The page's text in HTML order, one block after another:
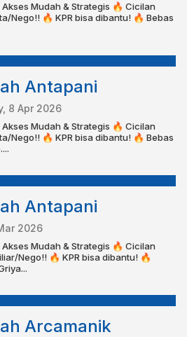
Mudah & Strategis 🔥 Cicilan
Nego!! 🔥 KPR bisa dibantu!⁣⁣⁣⁣⁣ 🔥 Bebas
Antapani
8 Apr 2026
Mudah & Strategis 🔥 Cicilan
Nego!! 🔥 KPR bisa dibantu!⁣⁣⁣⁣⁣ 🔥 Bebas
Antapani
2026
Mudah & Strategis 🔥 Cicilan
Nego!! 🔥 KPR bisa dibantu!⁣⁣⁣⁣⁣ 🔥
Arcamanik